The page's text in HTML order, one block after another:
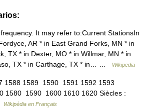
It may refer to:Current StationsIn
AR * in East Grand Forks, MN * in
TX * in Dexter, MO * in Willmar, MN * in
TX * in Carthage, TX * in… …
Wikipedia
1588 1589 1590 1591 1592 1593
1580 1590 1600 1610 1620 Siècles :
Wikipédia en Français